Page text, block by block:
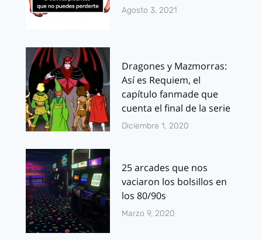
Agosto 3, 2021
Dragones y Mazmorras:
Así es Requiem, el
capítulo fanmade que
cuenta el final de la serie
Diciembre 1, 2020
25 arcades que nos
vaciaron los bolsillos en
los 80/90s
Marzo 9, 2020